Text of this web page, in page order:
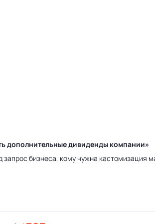
дополнительные дивиденды компании»
бизнеса, кому нужна кастомизация